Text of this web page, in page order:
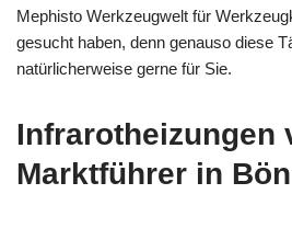
Mephisto Werkzeugwelt für
gesucht haben, denn genauso diese
natürlicherweise gerne für Sie.
Infrarotheizungen
Marktführer in